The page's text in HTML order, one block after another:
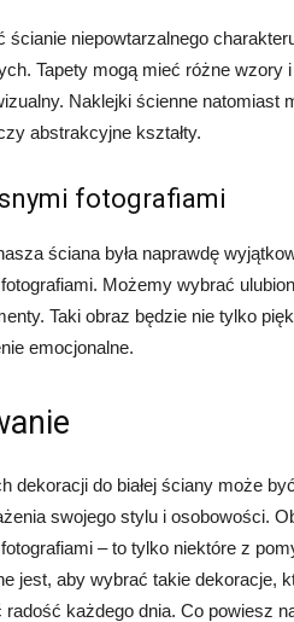
ścianie niepowtarzalnego
Tapety mogą mieć różne
Naklejki ścienne natomiast
abstrakcyjne kształty.
fotografiami
ściana była naprawdę
Możemy wybrać
Taki obraz będzie nie tylko
emocjonalne.
dekoracji do białej ściany może
swojego stylu i osobowości.
– to tylko niektóre z
jest, aby wybrać takie dekoracje,
radość każdego dnia. Co powiesz